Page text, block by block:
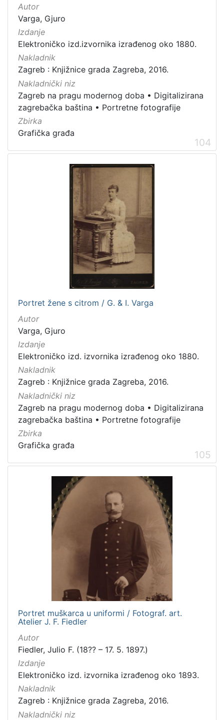
Zvučni zapisi
Rukopisi
Kartografska građa
Razglednice
Autor
Varga, Gjuro
Izdanje
Elektroničko izd.izvornika izrađenog oko 1880.
Nakladnik
Zagreb : Knjižnice grada Zagreba, 2016.
Nakladnički niz
Zagreb na pragu modernog doba • Digitalizirana
zagrebačka baština • Portretne fotografije
Zbirka
Grafička građa
104
Portret žene s citrom / G. & I. Varga
Autor
Varga, Gjuro
Izdanje
Elektroničko izd. izvornika izrađenog oko 1880.
Nakladnik
Zagreb : Knjižnice grada Zagreba, 2016.
Nakladnički niz
Zagreb na pragu modernog doba • Digitalizirana
zagrebačka baština • Portretne fotografije
Zbirka
Grafička građa
105
Portret muškarca u uniformi / Fotograf. art.
Atelier J. F. Fiedler
Autor
Fiedler, Julio F. (18?? – 17. 5. 1897.)
Izdanje
Elektroničko izd. izvornika izrađenog oko 1893.
Nakladnik
Zagreb : Knjižnice grada Zagreba, 2016.
Nakladnički niz